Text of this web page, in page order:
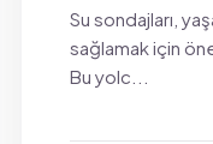
Su sondajları,
sağlamak için
Bu yolc...